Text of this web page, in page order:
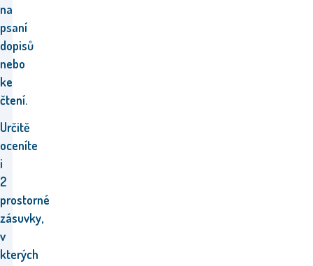
na
psaní
dopisů
nebo
ke
čtení.
Určitě
oceníte
i
2
prostorné
zásuvky,
v
kterých